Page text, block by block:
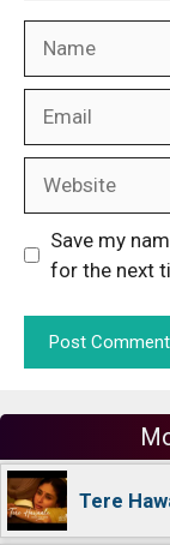
Save my
for the next
Tere